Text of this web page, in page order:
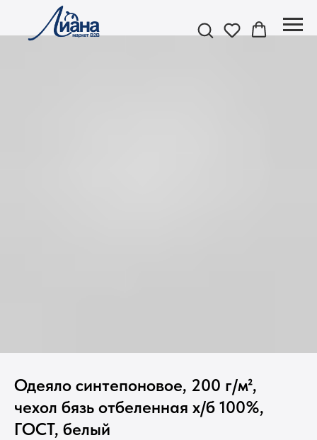
Одеяло синтепоновое, 200 г/м²,
чехол бязь отбеленная х/б 100%,
ГОСТ, белый